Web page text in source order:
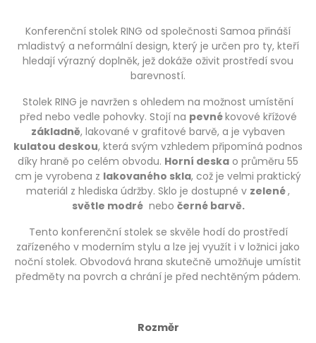
Konferenční stolek RING od společnosti Samoa přináší
mladistvý a neformální design, který je určen pro ty, kteří
hledají výrazný doplněk, jež dokáže oživit prostředí svou
barevností.
Stolek RING je navržen s ohledem na možnost umístění
před nebo vedle pohovky. Stojí na pevnékovové křížové
základně, lakované v grafitové barvě, a je vybaven
kulatou deskou, která svým vzhledem připomíná podnos
díky hraně po celém obvodu. Horní deska o průměru 55
cm je vyrobena z lakovaného skla, což je velmi praktický
materiál z hlediska údržby. Sklo je dostupné v zelené,
světle modrénebo černé barvě.
Tento konferenční stolek se skvěle hodí do prostředí
zařízeného v moderním stylu a lze jej využít i v ložnici jako
noční stolek. Obvodová hrana skutečně umožňuje umístit
předměty na povrch a chrání je před nechtěným pádem.
Rozměr